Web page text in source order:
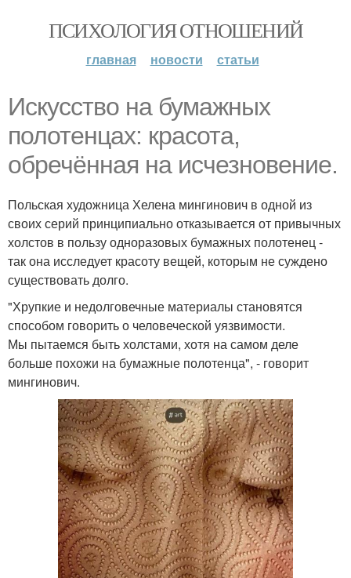
ПСИХОЛОГИЯ ОТНОШЕНИЙ
главная новости статьи
Искусство на бумажных
полотенцах: красота,
обречённая на исчезновение.
Польская художница Хелена мингинович в одной из
своих серий принципиально отказывается от привычных
холстов в пользу одноразовых бумажных полотенец -
так она исследует красоту вещей, которым не суждено
существовать долго.
"Хрупкие и недолговечные материалы становятся
способом говорить о человеческой уязвимости.
Мы пытаемся быть холстами, хотя на самом деле
больше похожи на бумажные полотенца", - говорит
мингинович.